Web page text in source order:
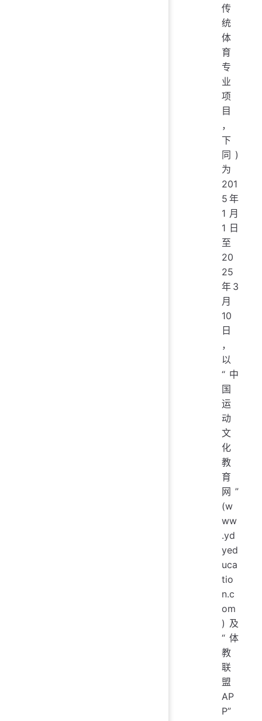
传
统
体
育
专
业
项
目
，
下
同)
为
201
5年
1月
1日
至
20
25
年3
月
10
日
，
以
“中
国
运
动
文
化
教
育
网”
(w
ww
.yd
yed
uca
tio
n.c
om
)及
“体
教
联
盟
AP
P”